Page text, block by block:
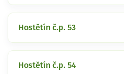
Hostětín č.p. 53
Hostětín č.p. 54